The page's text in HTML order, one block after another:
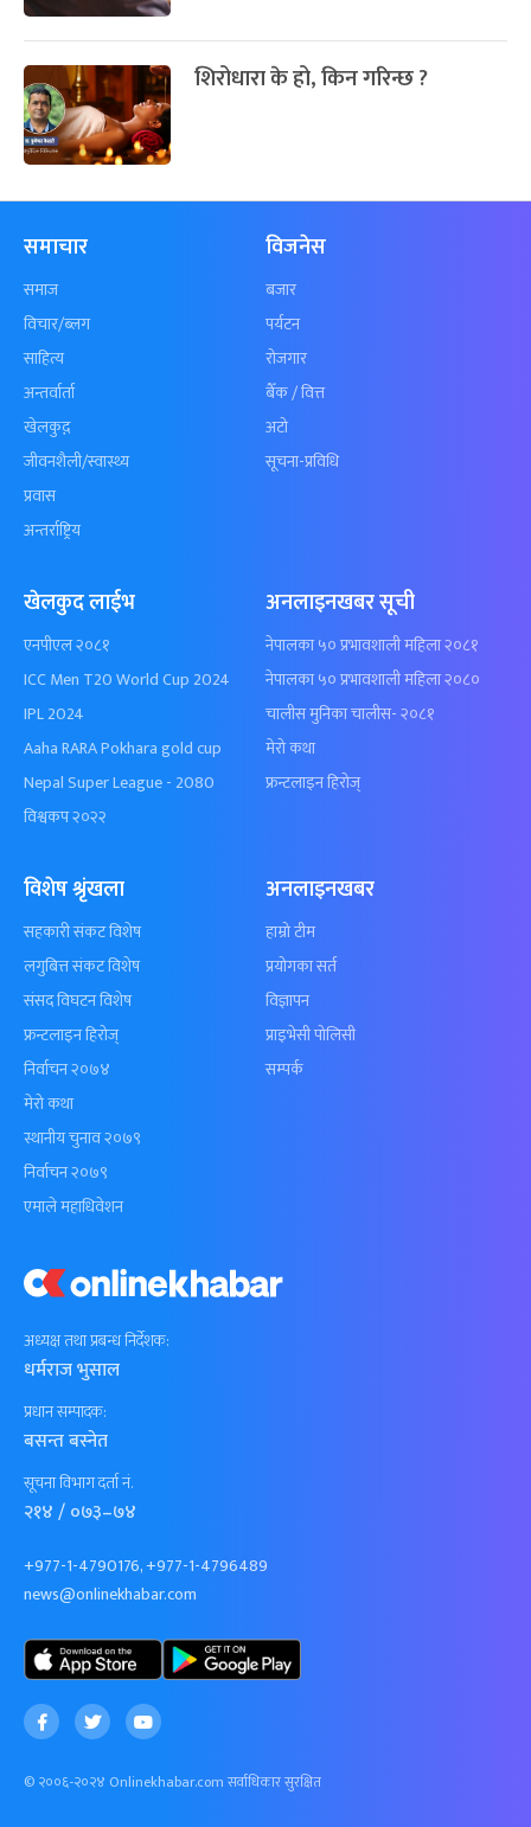
शिरोधारा के हो, किन गरिन्छ ?
अध्यक्ष तथा प्रबन्ध निर्देशक:
धर्मराज भुसाल
प्रधान सम्पादक:
बसन्त बस्नेत
सूचना विभाग दर्ता नं.
२१४ / ०७३–७४
+977-1-4790176, +977-1-4796489
news@onlinekhabar.com
© २००६-२०२४ Onlinekhabar.com सर्वाधिकार सुरक्षित
समाचार
समाज
विचार/ब्लग
साहित्य
अन्तर्वार्ता
खेलकुद़़
जीवनशैली/स्वास्थ्य
प्रवास
अन्तर्राष्ट्रिय
विजनेस
बजार
पर्यटन
रोजगार
बैँक / वित्त
अटो
सूचना-प्रविधि
खेलकुद लाईभ
एनपीएल २०८१
ICC Men T20 World Cup 2024
IPL 2024
Aaha RARA Pokhara gold cup
Nepal Super League - 2080
विश्वकप २०२२
अनलाइनखबर सूची
नेपालका ५० प्रभावशाली महिला २०८१
नेपालका ५० प्रभावशाली महिला २०८०
चालीस मुनिका चालीस- २०८१
मेरो कथा
फ्रन्टलाइन हिरोज्
विशेष श्रृंखला
सहकारी संकट विशेष
लगुबित्त संकट विशेष
संसद विघटन विशेष
फ्रन्टलाइन हिरोज्
निर्वाचन २०७४
मेरो कथा
स्थानीय चुनाव २०७९
निर्वाचन २०७९
एमाले महाधिवेशन
अनलाइनखबर
हाम्रो टीम
प्रयोगका सर्त
विज्ञापन
प्राइभेसी पोलिसी
सम्पर्क